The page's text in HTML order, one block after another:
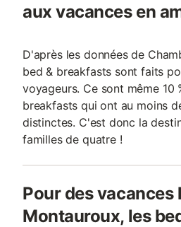
aux vacances en
D'après les données de
bed & breakfasts sont faits
voyageurs. Ce sont même 10
breakfasts qui ont au moins
distinctes. C'est donc la
familles de quatre !
Pour des vacances
Montauroux, les